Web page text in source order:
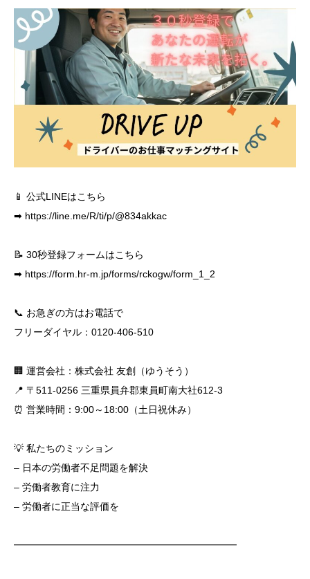
📱 公式LINEはこちら
➡ https://line.me/R/ti/p/@834akkac
📝 30秒登録フォームはこちら
➡ https://form.hr-m.jp/forms/rckogw/form_1_2
📞 お急ぎの方はお電話で
フリーダイヤル：0120-406-510
🏢 運営会社：株式会社 友創（ゆうそう）
📍 〒511-0256 三重県員弁郡東員町南大社612-3
⏰ 営業時間：9:00～18:00（土日祝休み）
💡 私たちのミッション
– 日本の労働者不足問題を解決
– 労働者教育に注力
– 労働者に正当な評価を
━━━━━━━━━━━━━━━━━━━━━━━